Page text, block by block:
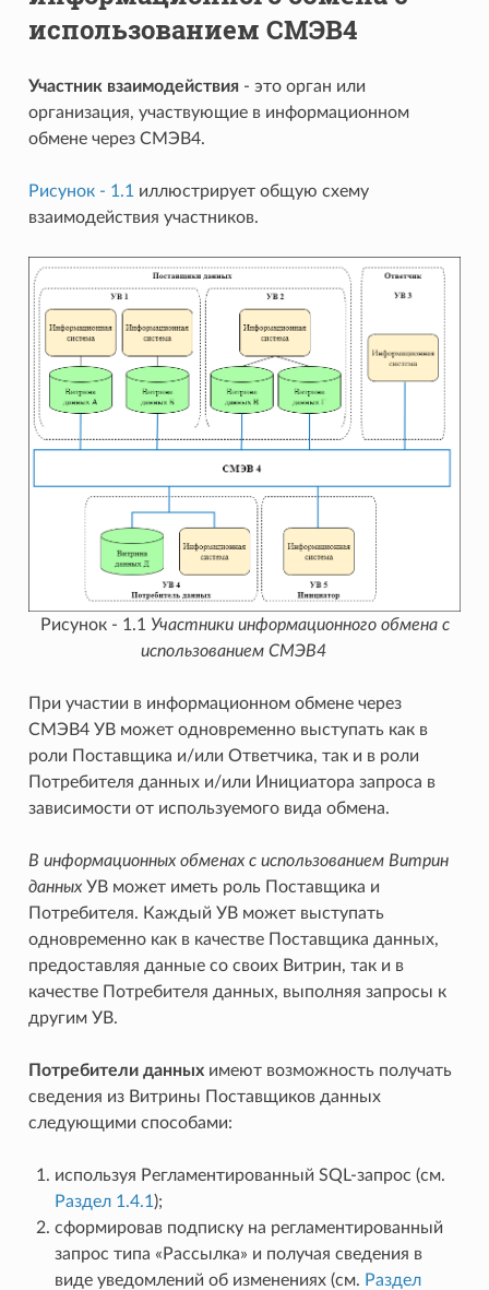
использованием СМЭВ4
Участник взаимодействия- это орган или
организация, участвующие в информационном
обмене через СМЭВ4.
Рисунок - 1.1 иллюстрирует общую схему
взаимодействия участников.
Рисунок - 1.1 Участники информационного обмена с
использованием СМЭВ4
При участии в информационном обмене через
СМЭВ4 УВ может одновременно выступать как в
роли Поставщика и/или Ответчика, так и в роли
Потребителя данных и/или Инициатора запроса в
зависимости от используемого вида обмена.
В информационных обменах с использованием Витрин
данныхУВ может иметь роль Поставщика и
Потребителя. Каждый УВ может выступать
одновременно как в качестве Поставщика данных,
предоставляя данные со своих Витрин, так и в
качестве Потребителя данных, выполняя запросы к
другим УВ.
Потребители данныхимеют возможность получать
сведения из Витрины Поставщиков данных
следующими способами:
используя Регламентированный SQL-запрос (см.
Раздел 1.4.1 );
сформировав подписку на регламентированный
запрос типа «Рассылка» и получая сведения в
виде уведомлений об изменениях (см. Раздел